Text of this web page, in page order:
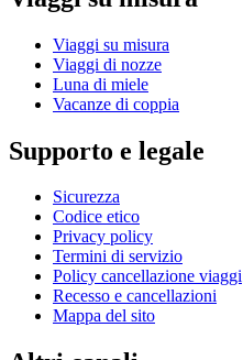
Viaggi su misura
Viaggi di nozze
Luna di miele
Vacanze di coppia
Supporto e legale
Sicurezza
Codice etico
Privacy policy
Termini di servizio
Policy cancellazione viaggi
Recesso e cancellazioni
Mappa del sito